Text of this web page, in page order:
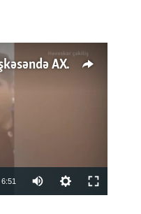
'Məni təpiklədilər ki...' - Daşkəsəndə AXCP fəalının yaxınları onun həbsinə etiraz edirlər
available
6:51